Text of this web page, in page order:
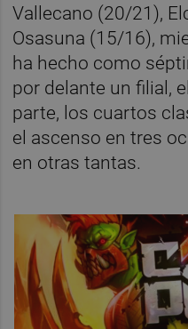
Vallecano (20/21),
Osasuna (15/16),
ha hecho como
por delante un filial,
parte, los cuartos
el ascenso en tres
en otras tantas.